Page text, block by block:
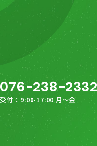
076-238-2332
受付：9:00-17:00 月〜金